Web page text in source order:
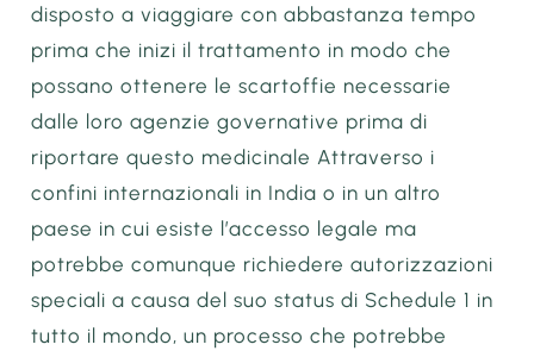
disposto a viaggiare con abbastanza tempo
prima che inizi il trattamento in modo che
possano ottenere le scartoffie necessarie
dalle loro agenzie governative prima di
riportare questo medicinale Attraverso i
confini internazionali in India o in un altro
paese in cui esiste l’accesso legale ma
potrebbe comunque richiedere autorizzazioni
speciali a causa del suo status di Schedule 1 in
tutto il mondo, un processo che potrebbe